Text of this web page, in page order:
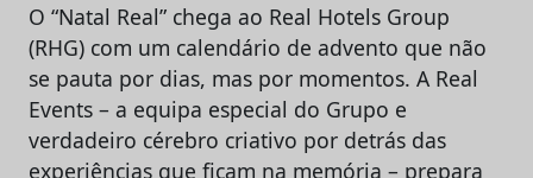
O “Natal Real” chega ao Real Hotels Group
(RHG) com um calendário de advento que não
se pauta por dias, mas por momentos. A Real
Events – a equipa especial do Grupo e
verdadeiro cérebro criativo por detrás das
experiências que ficam na memória – prepara